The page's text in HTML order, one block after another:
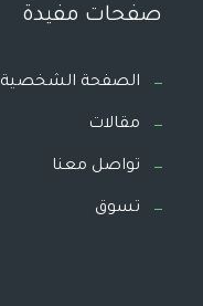
صفحات مفيدة
الصفحة الشخصية
مقالات
تواصل معنا
تسوق